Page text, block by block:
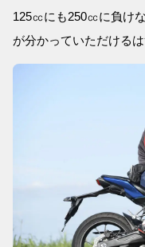
125㏄にも250㏄に負け
が分かっていただけるは